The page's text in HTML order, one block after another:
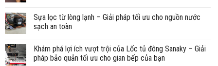
Sựa lọc từ lòng lạnh – Giải pháp tối ưu cho nguồn nước
sạch an toàn
Khám phá lợi ích vượt trội của Lốc tủ đông Sanaky – Giải
pháp bảo quản tối ưu cho gian bếp của bạn